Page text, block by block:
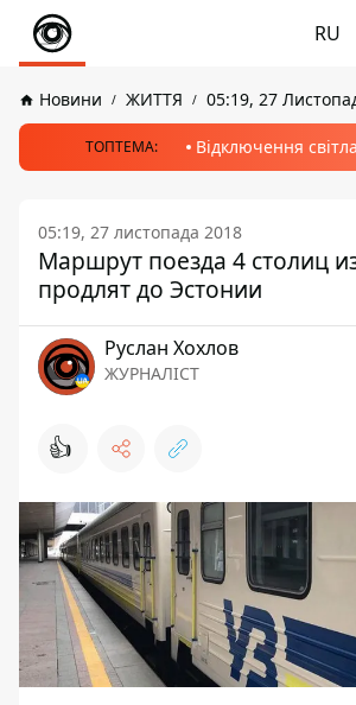
RU
Новини ЖИТТЯ 05:19, 27
ТОПТЕМА: Відключення
05:19, 27 листопада 2018
Маршрут поезда 4 столиц
продлят до Эстонии
Руслан Хохлов
ЖУРНАЛІСТ
👍